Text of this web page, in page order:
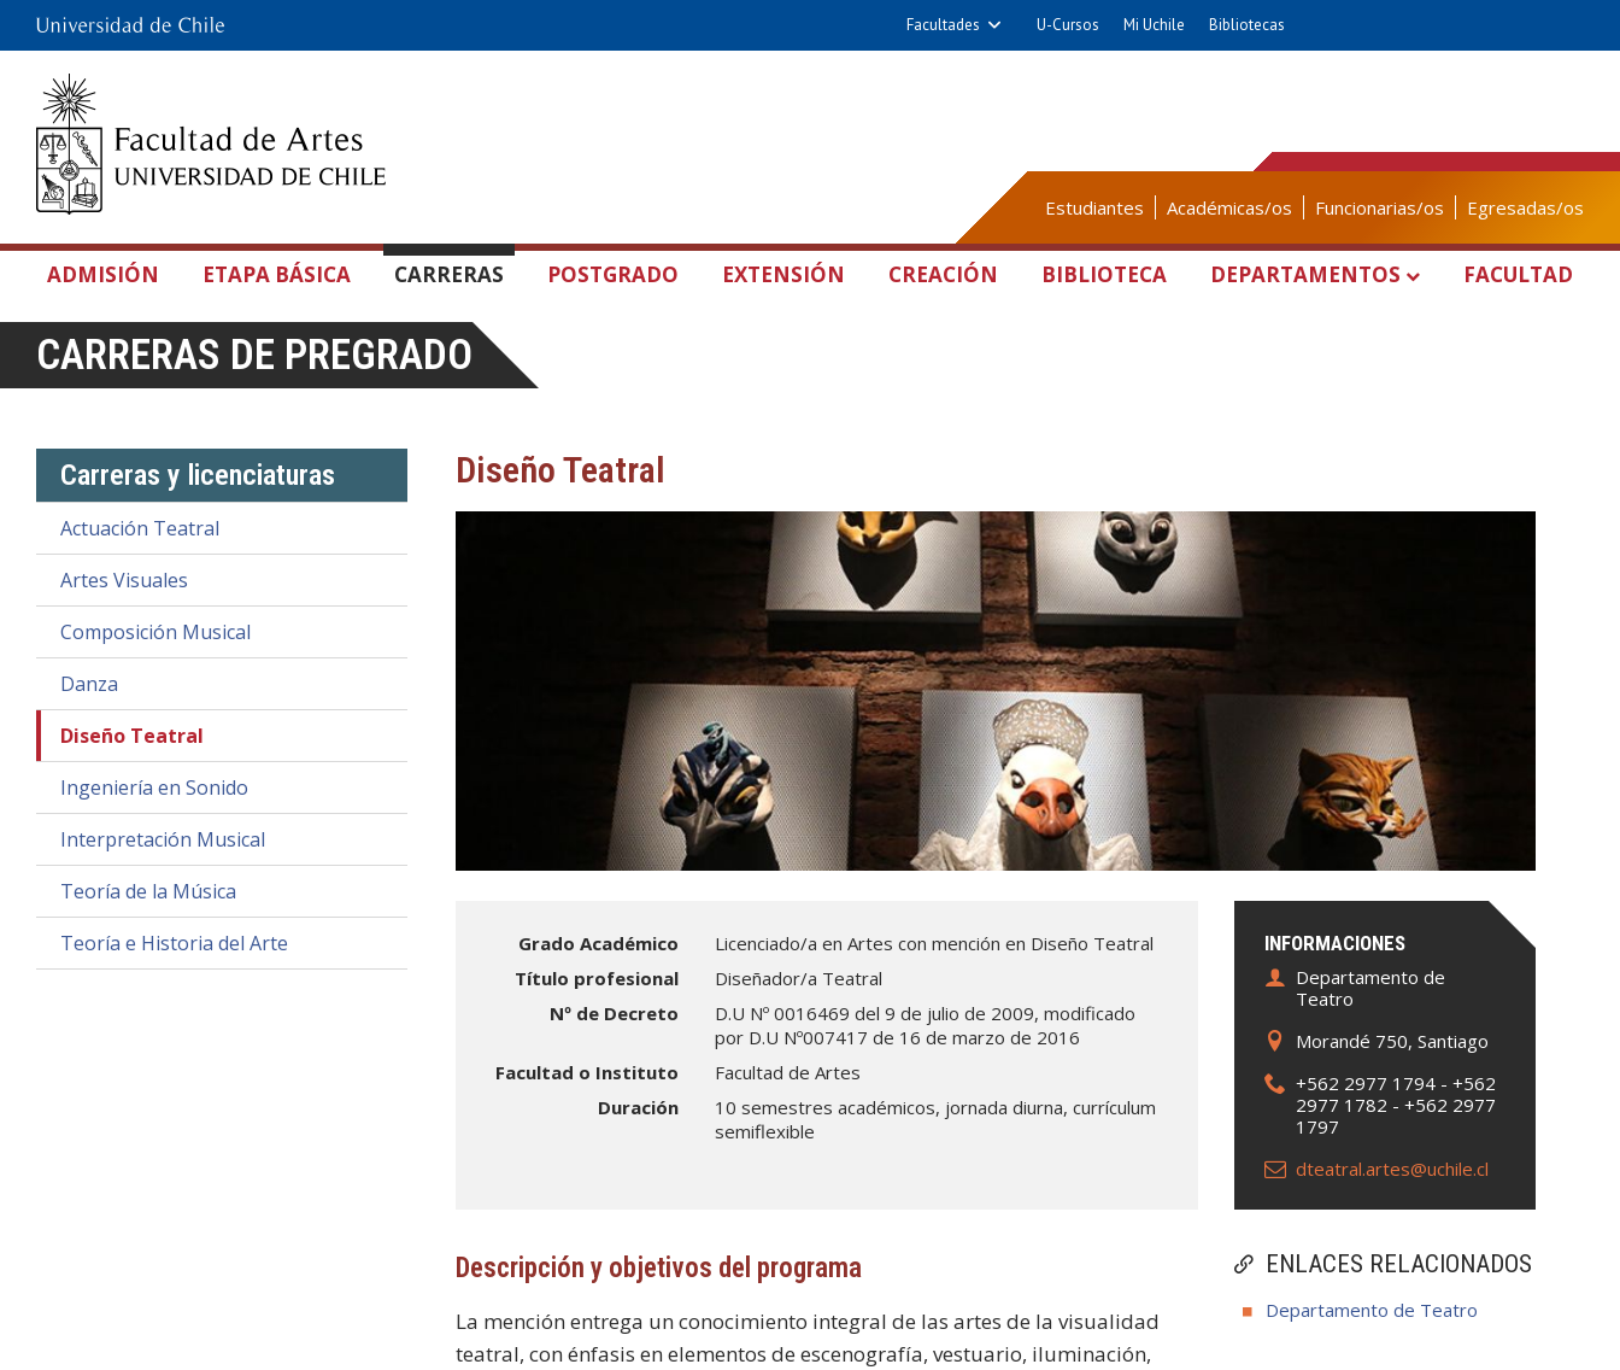
Facultades U-Cursos Mi Uchile Bibliotecas
Estudiantes Académicas/os Funcionarias/os Egresadas/os
ADMISIÓN ETAPA BÁSICA CARRERAS POSTGRADO EXTENSIÓN CREACIÓN BIBLIOTECA DEPARTAMENTOS FACULTAD
CARRERAS DE PREGRADO
Carreras y licenciaturas
Actuación Teatral
Artes Visuales
Composición Musical
Danza
Diseño Teatral
Ingeniería en Sonido
Interpretación Musical
Teoría de la Música
Teoría e Historia del Arte
Diseño Teatral
INFORMACIONES
Departamento de
Teatro
Morandé 750, Santiago
+562 2977 1794 - +562
2977 1782 - +562 2977
1797
dteatral.artes@uchile.cl
Grado Académico
Licenciado/a en Artes con mención en Diseño Teatral
Título profesional
Diseñador/a Teatral
Nº de Decreto
D.U Nº 0016469 del 9 de julio de 2009, modificado
por D.U Nº007417 de 16 de marzo de 2016
Facultad o Instituto
Facultad de Artes
Duración
10 semestres académicos, jornada diurna, currículum
semiflexible
ENLACES RELACIONADOS
Departamento de Teatro
Descripción y objetivos del programa
La mención entrega un conocimiento integral de las artes de la visualidad
teatral, con énfasis en elementos de escenografía, vestuario, iluminación,